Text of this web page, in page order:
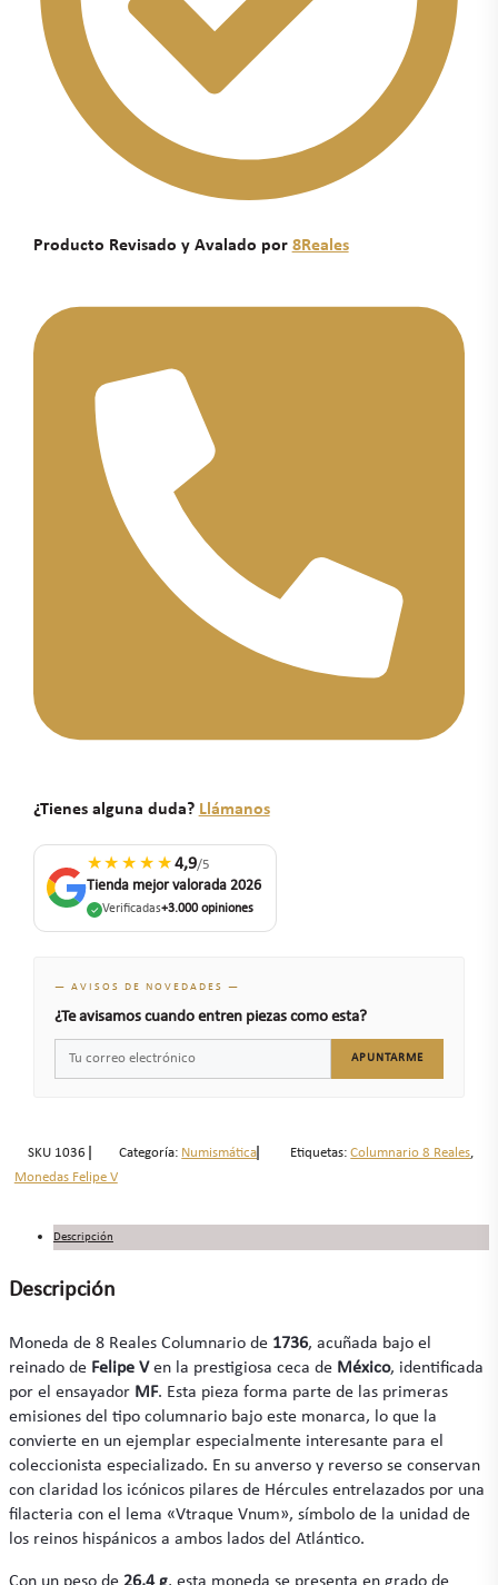
Producto Revisado y Avalado por 8Reales
¿Tienes alguna duda? Llámanos
★★★★★4,9/5
Tienda mejor valorada 2026
Verificadas+3.000 opiniones
— AVISOS DE NOVEDADES —
¿Te avisamos cuando entren piezas como esta?
APUNTARME
SKU 1036 Categoría: Numismática Etiquetas: Columnario 8 Reales,
Monedas Felipe V
Descripción
Descripción
Moneda de 8 Reales Columnario de 1736, acuñada bajo el
reinado de Felipe Ven la prestigiosa ceca de México, identificada
por el ensayador MF. Esta pieza forma parte de las primeras
emisiones del tipo columnario bajo este monarca, lo que la
convierte en un ejemplar especialmente interesante para el
coleccionista especializado. En su anverso y reverso se conservan
con claridad los icónicos pilares de Hércules entrelazados por una
filacteria con el lema «Vtraque Vnum», símbolo de la unidad de
los reinos hispánicos a ambos lados del Atlántico.